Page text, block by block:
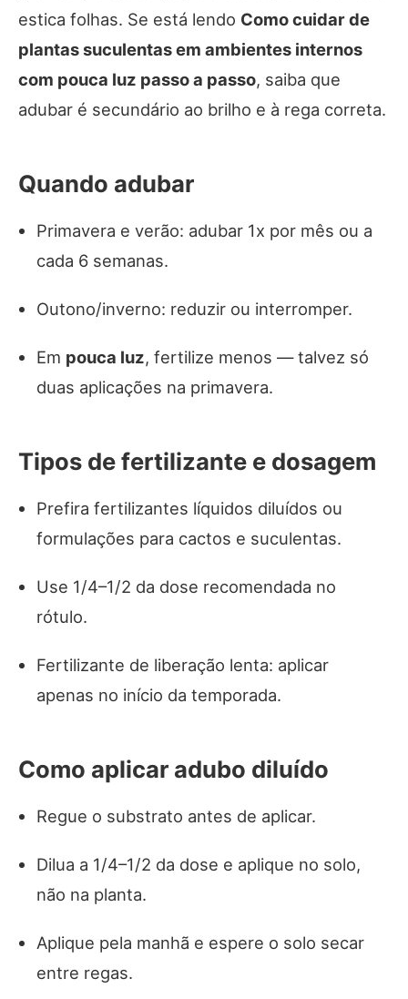
estica folhas. Se está lendo Como cuidar de
plantas suculentas em ambientes internos
com pouca luz passo a passo, saiba que
adubar é secundário ao brilho e à rega correta.
Quando adubar
Primavera e verão: adubar 1x por mês ou a
cada 6 semanas.
Outono/inverno: reduzir ou interromper.
Em pouca luz, fertilize menos — talvez só
duas aplicações na primavera.
Tipos de fertilizante e dosagem
Prefira fertilizantes líquidos diluídos ou
formulações para cactos e suculentas.
Use 1/4–1/2 da dose recomendada no
rótulo.
Fertilizante de liberação lenta: aplicar
apenas no início da temporada.
Como aplicar adubo diluído
Regue o substrato antes de aplicar.
Dilua a 1/4–1/2 da dose e aplique no solo,
não na planta.
Aplique pela manhã e espere o solo secar
entre regas.